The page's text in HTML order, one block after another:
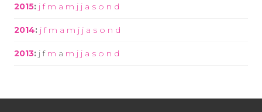
2015: j f m a m j j a s o n d
2014: j f m a m j j a s o n d
2013: j f m a m j j a s o n d